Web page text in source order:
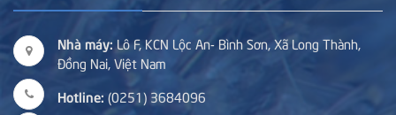
Nhà máy: Lô F, KCN Lộc An- Bình Sơn, Xã Long Thành,
Đồng Nai, Việt Nam
Hotline: (0251) 3684096